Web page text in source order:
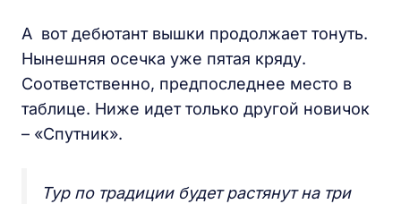
А вот дебютант вышки продолжает тонуть.
Нынешняя осечка уже пятая кряду.
Соответственно, предпоследнее место в
таблице. Ниже идет только другой новичок
– «Спутник».
Тур по традиции будет растянут на три